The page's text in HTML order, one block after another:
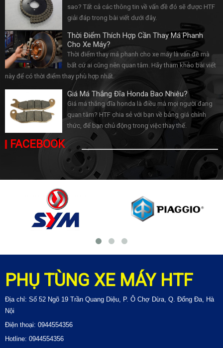
sao? Tất cả các thông tin về vấn đề đó sẽ được HTF
giải đáp trong bài viết dưới đây.
Thời Điểm Thích Hợp Cần Thay Má Phanh
Cho Xe Máy?
Thời điểm thay má phanh cho xe máy là vấn đề mà
bất cứ ai cũng nên quan tâm. Hãy tham khảo bài viết
này để có thời điểm thay phù hợp nhất.
Giá Má Thắng Đĩa Honda Bao Nhiêu?
Giá má thắng đĩa honda là điều mà mọi người đang
quan tâm? HTF chia sẻ với bạn về bảng giá chính
thức, để bạn chủ động trong việc thay thế.
FACEBOOK
PHỤ TÙNG XE MÁY HTF
Địa chỉ: Số 52 Ngõ 19 Trần Quang Diệu, P. Ô Chợ Dừa, Q. Đống Đa, Hà
Nội
Điện thoại: 0944554356
Hotline: 0944554356